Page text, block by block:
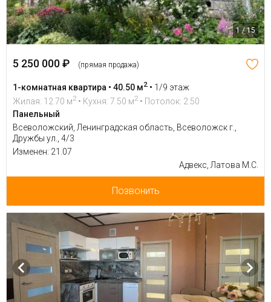
1 / 15
5 250 000 ₽ (прямая продажа)
1-комнатная квартира • 40.50 м2 • 1/9 этаж
Жилая: 12.70 м2 • Кухня: 7.50 м2 • Потолок: 2.50
Панельный
Всеволожский, Ленинградская область, Всеволожск г.,
Дружбы ул., 4/3
Изменен: 21.07
Адвекс, Латова М.С.
Позвонить